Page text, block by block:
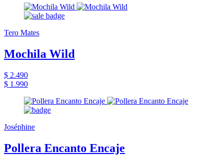
Tero Mates
Mochila Wild
$ 2.490
$ 1.990
Joséphine
Pollera Encanto Encaje